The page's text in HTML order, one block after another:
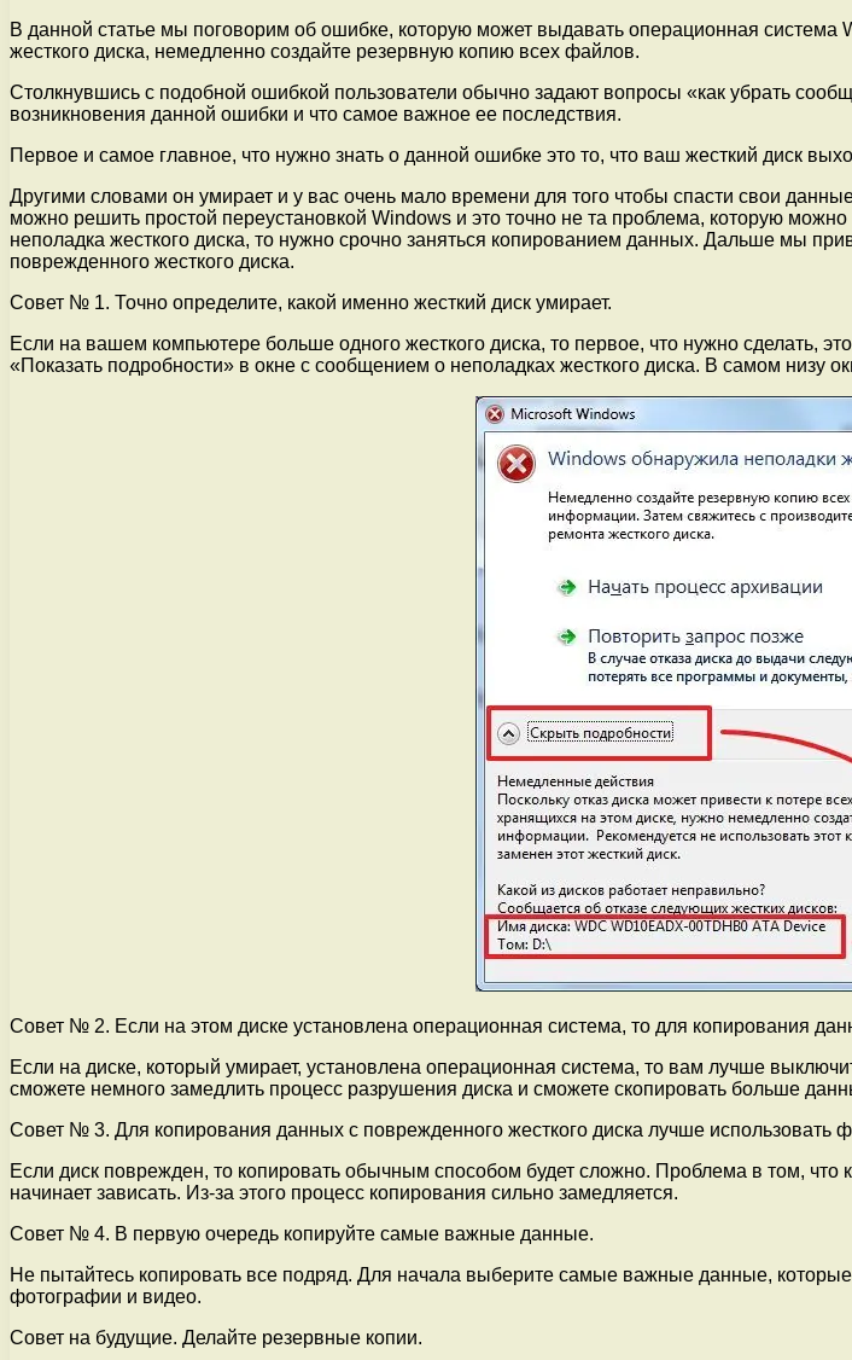
В данной статье мы поговорим об ошибке, которую может выдавать операционная
жесткого диска, немедленно создайте резервную копию всех файлов.
Столкнувшись с подобной ошибкой пользователи обычно задают вопросы «как убрать
возникновения данной ошибки и что самое важное ее последствия.
Первое и самое главное, что нужно знать о данной ошибке это то, что ваш жесткий диск
Другими словами он умирает и у вас очень мало времени для того чтобы спасти свои
можно решить простой переустановкой Windows и это точно не та проблема, которую
неполадка жесткого диска, то нужно срочно заняться копированием данных. Дальше мы
поврежденного жесткого диска.
Совет № 1. Точно определите, какой именно жесткий диск умирает.
Если на вашем компьютере больше одного жесткого диска, то первое, что нужно сделать,
«Показать подробности» в окне с сообщением о неполадках жесткого диска. В самом низу
Совет № 2. Если на этом диске установлена операционная система, то для копирования
Если на диске, который умирает, установлена операционная система, то вам лучше
сможете немного замедлить процесс разрушения диска и сможете скопировать больше
Совет № 3. Для копирования данных с поврежденного жесткого диска лучше
Если диск поврежден, то копировать обычным способом будет сложно. Проблема в том, что
начинает зависать. Из-за этого процесс копирования сильно замедляется.
Совет № 4. В первую очередь копируйте самые важные данные.
Не пытайтесь копировать все подряд. Для начала выберите самые важные данные,
фотографии и видео.
Совет на будущие. Делайте резервные копии.